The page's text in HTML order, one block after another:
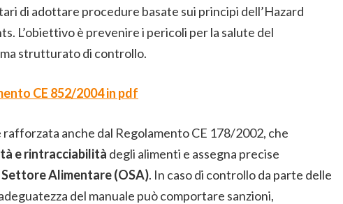
di adottare procedure basate sui principi dell’Hazard
L’obiettivo è prevenire i pericoli per la salute del
strutturato di controllo.
CE 852/2004 in pdf
anche dal Regolamento CE 178/2002, che
e rintracciabilità degli alimenti e assegna precise
Alimentare (OSA). In caso di controllo da parte delle
del manuale può comportare sanzioni,